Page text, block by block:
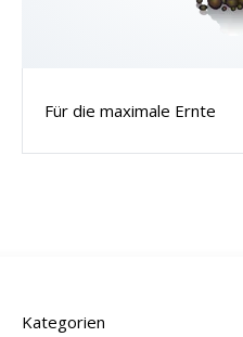
Für die maximale Ernte
Kategorien